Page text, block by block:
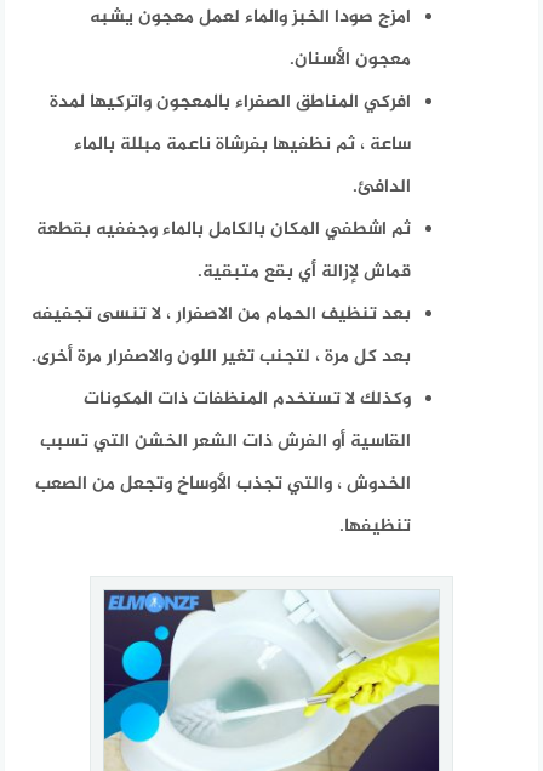
امزج صودا الخبز والماء لعمل معجون يشبه
معجون الأسنان.
افركي المناطق الصفراء بالمعجون واتركيها لمدة
ساعة ، ثم نظفيها بفرشاة ناعمة مبللة بالماء
الدافئ.
ثم اشطفي المكان بالكامل بالماء وجففيه بقطعة
قماش لإزالة أي بقع متبقية.
بعد تنظيف الحمام من الاصفرار ، لا تنسى تجفيفه
بعد كل مرة ، لتجنب تغير اللون والاصفرار مرة أخرى.
وكذلك لا تستخدم المنظفات ذات المكونات
القاسية أو الفرش ذات الشعر الخشن التي تسبب
الخدوش ، والتي تجذب الأوساخ وتجعل من الصعب
تنظيفها.